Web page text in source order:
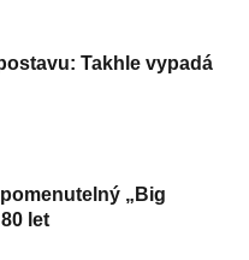
Takhle vypadá
„Big
let